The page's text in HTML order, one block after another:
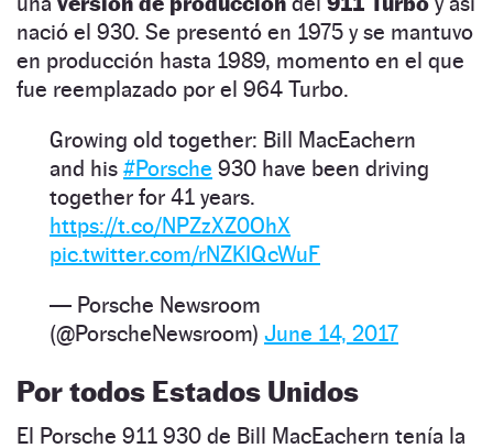
nació el 930. Se presentó en 1975 y se mantuvo
en producción hasta 1989, momento en el que
fue reemplazado por el 964 Turbo.
Growing old together: Bill MacEachern
and his #Porsche 930 have been driving
together for 41 years.
https://t.co/NPZzXZ0OhX
pic.twitter.com/rNZKIQcWuF
— Porsche Newsroom
(@PorscheNewsroom) June 14, 2017
Por todos Estados Unidos
El Porsche 911 930 de Bill MacEachern tenía la